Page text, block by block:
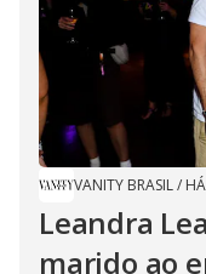
VANITY BRASIL/
Leandra
marido ao